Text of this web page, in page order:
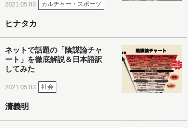
2021.05.03 カルチャー・スポーツ
ヒナタカ
ネットで話題の「陰謀論チャ
ート」を徹底解説＆日本語訳
してみた
2021.05.03 社会
清義明